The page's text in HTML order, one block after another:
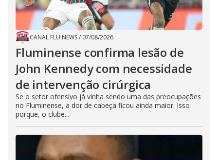
CANAL FLU NEWS/ 07/08/2026
Fluminense confirma lesão de
John Kennedy com necessidade
de intervenção cirúrgica
Se o setor ofensivo já vinha sendo uma das preocupações
no Fluminense, a dor de cabeça ficou ainda maior. Isso
porque, o clube...